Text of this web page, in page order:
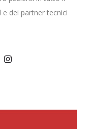
dei partner tecnici